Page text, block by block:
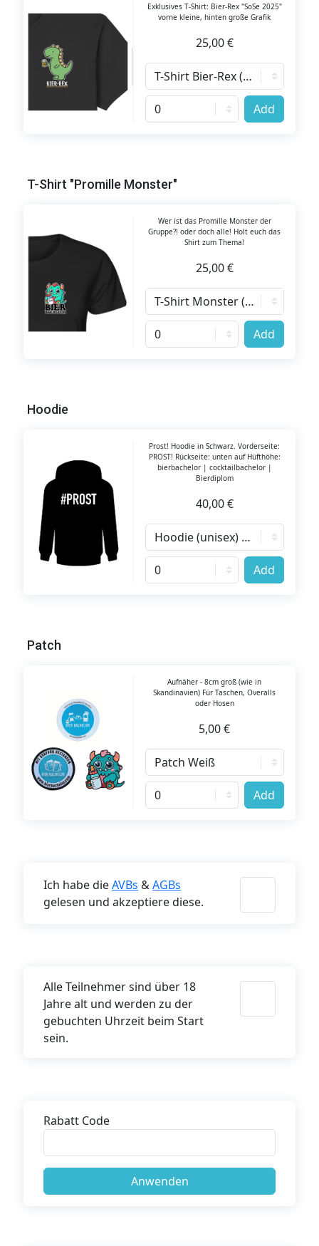
Exklusives T-Shirt: Bier-Rex "SoSe 2025"
vorne kleine, hinten große Grafik
25,00 €
Add
T-Shirt "Promille Monster"
Wer ist das Promille Monster der
Gruppe?! oder doch alle! Holt euch das
Shirt zum Thema!
25,00 €
Add
Hoodie
Prost! Hoodie in Schwarz. Vorderseite:
PROST! Rückseite: unten auf Hüfthöhe:
bierbachelor | cocktailbachelor |
Bierdiplom
40,00 €
Add
Patch
Aufnäher - 8cm groß (wie in
Skandinavien) Für Taschen, Overalls
oder Hosen
5,00 €
Add
Ich habe dieAVBs &AGBs
gelesen und akzeptiere diese.
Alle Teilnehmer sind über 18
Jahre alt und werden zu der
gebuchten Uhrzeit beim Start
sein.
Rabatt Code